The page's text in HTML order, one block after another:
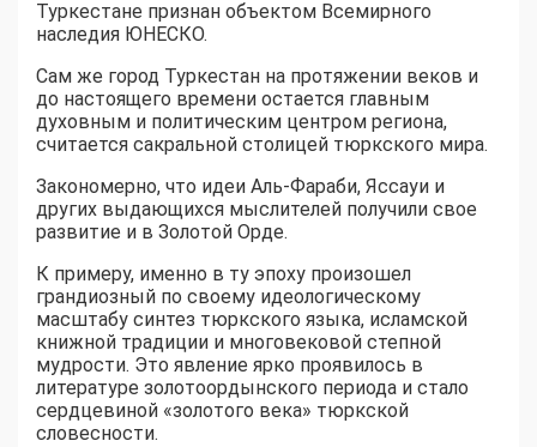
Туркестане признан объектом Всемирного
наследия ЮНЕСКО.
Сам же город Туркестан на протяжении веков и
до настоящего времени остается главным
духовным и политическим центром региона,
считается сакральной столицей тюркского мира.
Закономерно, что идеи Аль-Фараби, Яссауи и
других выдающихся мыслителей получили свое
развитие и в Золотой Орде.
К примеру, именно в ту эпоху произошел
грандиозный по своему идеологическому
масштабу синтез тюркского языка, исламской
книжной традиции и многовековой степной
мудрости. Это явление ярко проявилось в
литературе золотоордынского периода и стало
сердцевиной «золотого века» тюркской
словесности.